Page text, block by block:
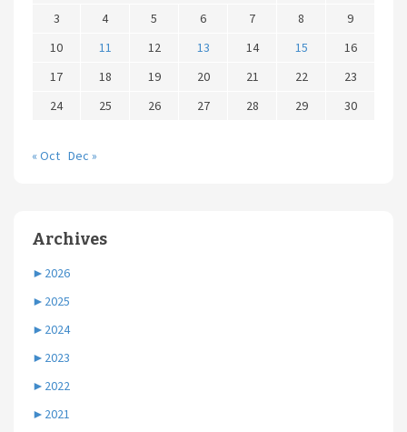
3
4 5 6 7 8
9
10
11 12 13 14 15
16
17
18 19 20 21 22
23
24
25 26 27 28 29 30
« Oct Dec »
Archives
► 2026
► 2025
► 2024
► 2023
► 2022
► 2021